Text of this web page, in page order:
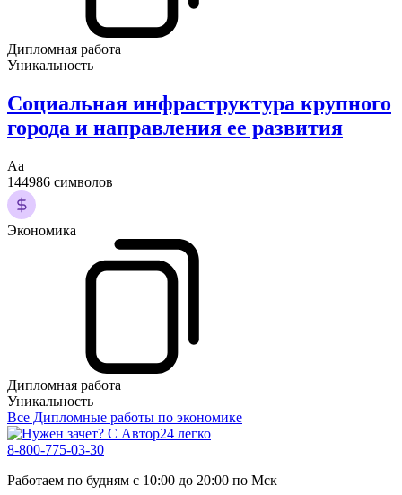
Дипломная работа
Уникальность
Социальная инфраструктура крупного
города и направления ее развития
Аа
144986 символов
Экономика
Дипломная работа
Уникальность
Все Дипломные работы по экономике
8-800-775-03-30
Работаем по будням с 10:00 до 20:00 по Мск